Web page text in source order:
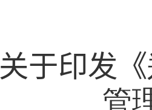
关于印发《
管